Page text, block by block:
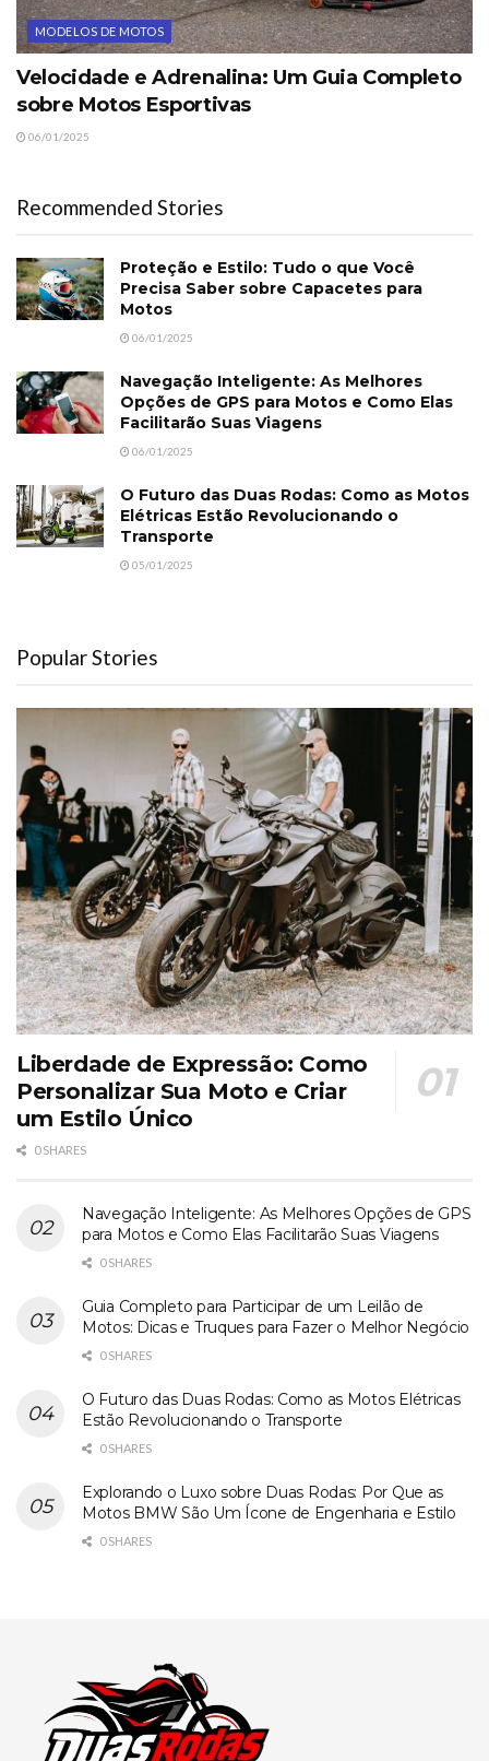
MODELOS DE MOTOS
Velocidade e Adrenalina: Um Guia Completo
sobre Motos Esportivas
06/01/2025
Recommended Stories
Proteção e Estilo: Tudo o que Você
Precisa Saber sobre Capacetes para
Motos
06/01/2025
Navegação Inteligente: As Melhores
Opções de GPS para Motos e Como Elas
Facilitarão Suas Viagens
06/01/2025
O Futuro das Duas Rodas: Como as Motos
Elétricas Estão Revolucionando o
Transporte
05/01/2025
Popular Stories
Liberdade de Expressão: Como
Personalizar Sua Moto e Criar
um Estilo Único
0 SHARES
Navegação Inteligente: As Melhores Opções de GPS
para Motos e Como Elas Facilitarão Suas Viagens
0 SHARES
Guia Completo para Participar de um Leilão de
Motos: Dicas e Truques para Fazer o Melhor Negócio
0 SHARES
O Futuro das Duas Rodas: Como as Motos Elétricas
Estão Revolucionando o Transporte
0 SHARES
Explorando o Luxo sobre Duas Rodas: Por Que as
Motos BMW São Um Ícone de Engenharia e Estilo
0 SHARES